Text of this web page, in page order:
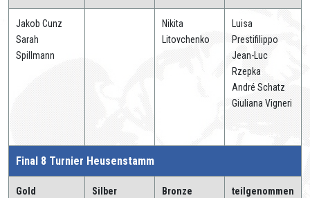
Jakob Cunz
Sarah
Spillmann
Nikita
Litovchenko
Luisa
Prestifilippo
Jean-Luc
Rzepka
André Schatz
Giuliana Vigneri
Final 8 Turnier Heusenstamm
Gold Silber Bronze teilgenommen